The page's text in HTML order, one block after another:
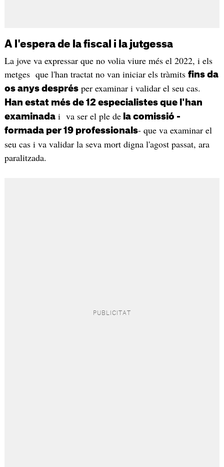
A l'espera de la fiscal i la jutgessa
La jove va expressar que no volia viure més el 2022, i els
metges que l'han tractat no van iniciar els tràmits fins da
os anys desprésper examinar i validar el seu cas.
Han estat més de 12 especialistes que l'han
examinadai va ser el ple dela comissió -
formada per 19 professionals- que va examinar el
seu cas i va validar la seva mort digna l'agost passat, ara
paralitzada.